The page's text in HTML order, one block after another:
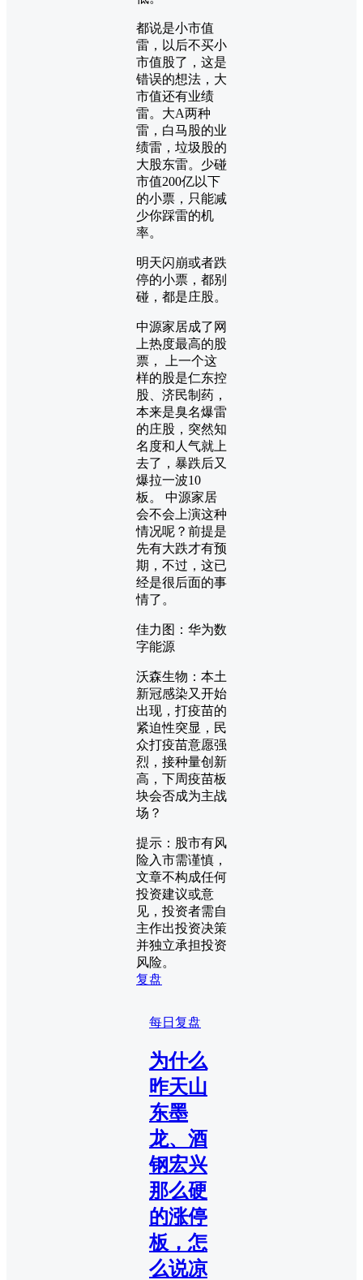
都说是小市值
雷，以后不买小
市值股了，这是
错误的想法，大
市值还有业绩
雷。大A两种
雷，白马股的业
绩雷，垃圾股的
大股东雷。少碰
市值200亿以下
的小票，只能减
少你踩雷的机
率。
明天闪崩或者跌
停的小票，都别
碰，都是庄股。
中源家居成了网
上热度最高的股
票， 上一个这
样的股是仁东控
股、济民制药，
本来是臭名爆雷
的庄股，突然知
名度和人气就上
去了，暴跌后又
爆拉一波10
板。 中源家居
会不会上演这种
情况呢？前提是
先有大跌才有预
期，不过，这已
经是很后面的事
情了。
佳力图：华为数
字能源
沃森生物：本土
新冠感染又开始
出现，打疫苗的
紧迫性突显，民
众打疫苗意愿强
烈，接种量创新
高，下周疫苗板
块会否成为主战
场？
提示：股市有风
险入市需谨慎，
文章不构成任何
投资建议或意
见，投资者需自
主作出投资决策
并独立承担投资
风险。
复盘
每日复盘
为什么
昨天山
东墨
龙、酒
钢宏兴
那么硬
的涨停
板，怎
么说凉